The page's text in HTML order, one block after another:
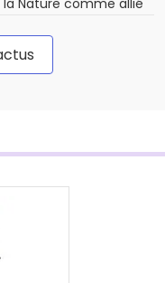
Nature comme allié